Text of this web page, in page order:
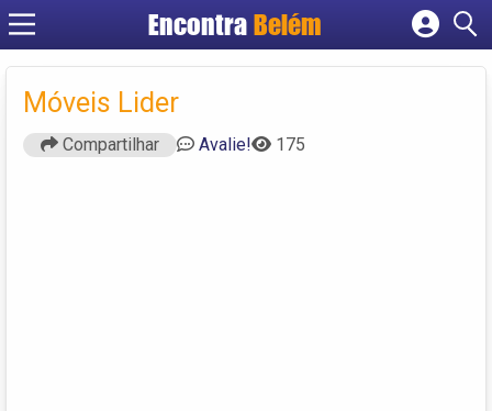
EncontraBelém
Cadastrar empresa
Móveis Lider
Compartilhar Avalie! 175